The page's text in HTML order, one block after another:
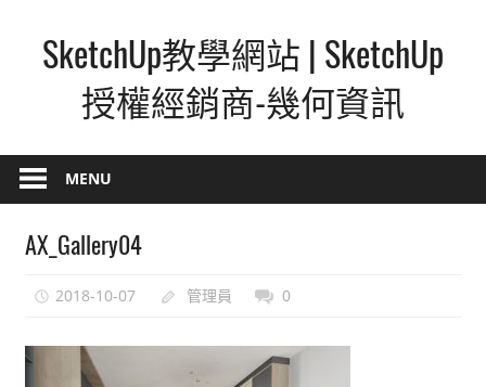
contentSketchUp教學網站 | SketchUp
授權經銷商-幾何資訊
–
最
覺
MENU
AX_Gallery04
2018-10-07 管理員 0